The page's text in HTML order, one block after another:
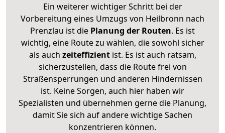
Ein weiterer wichtiger Schritt bei der
Vorbereitung eines Umzugs von Heilbronn nach
Prenzlau ist die Planung der Routen. Es ist
wichtig, eine Route zu wählen, die sowohl sicher
als auch zeiteffizientist. Es ist auch ratsam,
sicherzustellen, dass die Route frei von
Straßensperrungen und anderen Hindernissen
ist. Keine Sorgen, auch hier haben wir
Spezialisten und übernehmen gerne die Planung,
damit Sie sich auf andere wichtige Sachen
konzentrieren können.